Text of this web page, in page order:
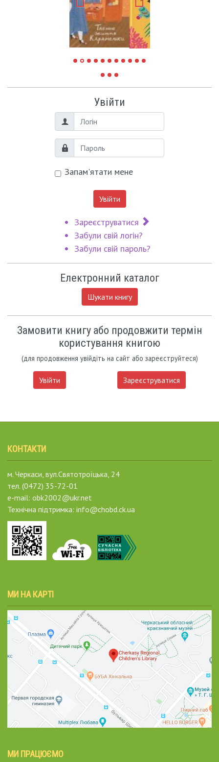
Увійти
Логін
Пароль
Запам'ятати мене
Увійти
Зареєструватися
Забули свій логін?
Забули свій пароль?
Електронний каталог
Шукати книгу
Замовити книгу або продовжити термін
користування книгою
(для продовження увійдіть на сайт або зареєструйтеся)
Увійти Зареєструватися
КОНТАКТИ
м. Черкаси, вул.Святотроїцька, 24
тел. (0472) 35-72-01
e-mail: obk2002@ukr.net
Технічна підтримка: info@chobd.ck.ua
МИ НА КАРТІ
МИ ПРАЦЮЄМО